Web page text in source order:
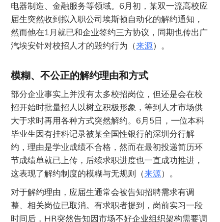
电器制造、金融服务等领域。6月初，某双一流高校应
届生突然收到拟入职公司埃斯顿自动化的解约通知，
然而他在1月就已和企业签约三方协议，同期也传出广
汽埃安针对校招人才的毁约行为（来源）。
模糊、不公正的解约理由和方式
部分企业事实上并没有太多校招岗位，但还是会在校
招开始时批量招人以树立积极形象，等到人才市场供
大于求时再用各种方式突然解约。6月5日，一位本科
毕业生因有挂科记录被某全国性银行的深圳分行解
约，理由是学业成绩不合格，然而在最初投递简历环
节成绩单就已上传，后续求职进度也一直成功推进，
这表现了解约制度的模糊与无规则（来源）。
对于解约理由，应届生通常会被告知招聘需求有调
整、相关岗位已取消。有求职者提到，岗前实习一段
时间后，HR突然告知因市场不好企业组织架构需要调